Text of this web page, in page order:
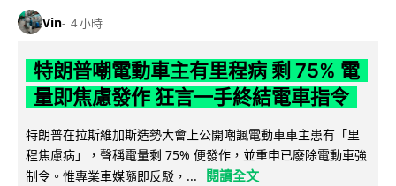
Vin 4 小時
特朗普嘲電動車主有里程病 剩 75% 電
量即焦慮發作 狂言一手終結電車指令
特朗普在拉斯維加斯造勢大會上公開嘲諷電動車車主患有「里
程焦慮病」，聲稱電量剩 75% 便發作，並重申已廢除電動車強
制令。惟專業車媒隨即反駁，...
閱讀全文